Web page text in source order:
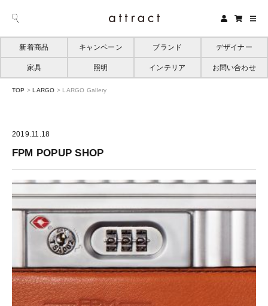
新着商品 キャンペーン ブランド デザイナー
家具 照明 インテリア お問い合わせ
TOP >LARGO > LARGO Gallery
2019.11.18
FPM POPUP SHOP